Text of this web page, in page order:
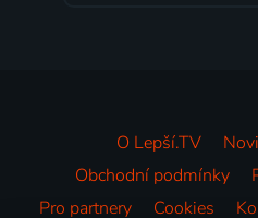
O Lepší.TV
Obchodní podmínky
Pro partnery
Cookies